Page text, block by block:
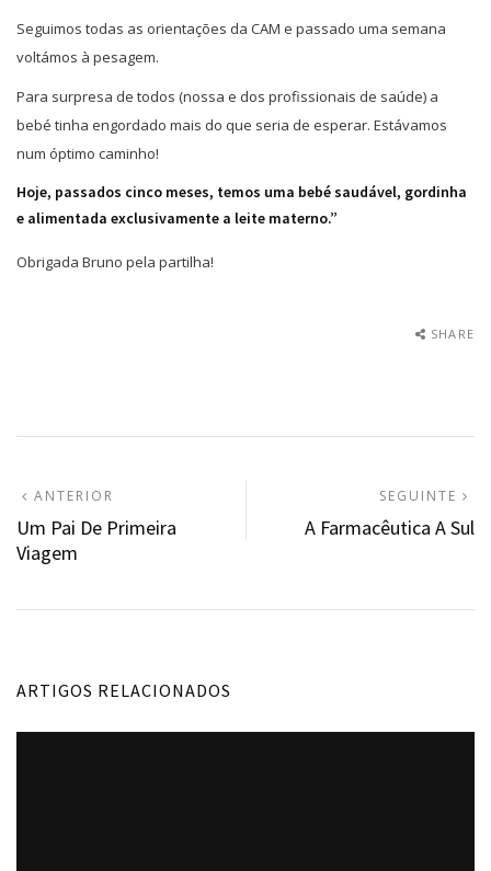
Seguimos todas as orientações da CAM e passado uma semana
voltámos à pesagem.
Para surpresa de todos (nossa e dos profissionais de saúde) a
bebé tinha engordado mais do que seria de esperar. Estávamos
num óptimo caminho!
Hoje, passados cinco meses, temos uma bebé saudável, gordinha
e alimentada exclusivamente a leite materno.”
Obrigada Bruno pela partilha!
SHARE
Navegação
de
artigos
ANTERIOR
ANTERIOR:
Um Pai De Primeira
Viagem
SEGUINTE
A Farmacêutica A Sul
ARTIGOS RELACIONADOS